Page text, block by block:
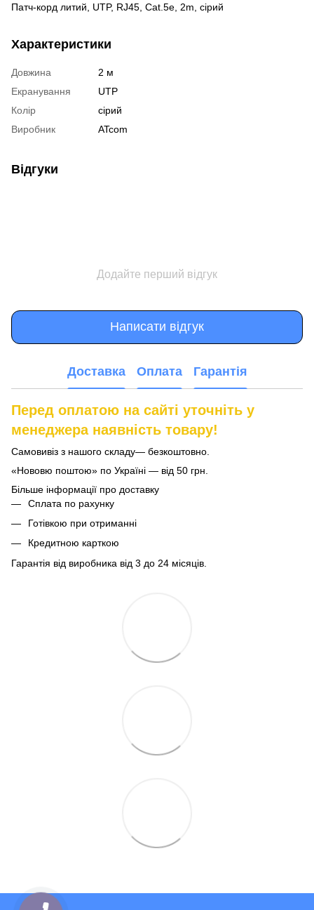
Патч-корд литий, UTP, RJ45, Cat.5e, 2m, сірий
Характеристики
Довжина
2 м
Екранування
UTP
Колір
сірий
Виробник
ATcom
Відгуки
Додайте перший відгук
Написати відгук
Доставка Оплата Гарантія
Перед оплатою на сайті уточніть у
менеджера наявність товару!
Самовивіз з нашого складу— безкоштовно.
«Нововю поштою» по Україні — від 50 грн.
Більше інформації про доставку
Сплата по рахунку
Готівкою при отриманні
Кредитною карткою
Гарантія від виробника від 3 до 24 місяців.